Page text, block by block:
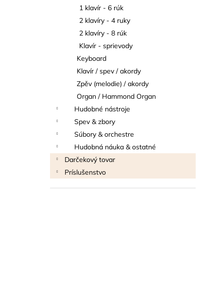
1 klavír - 6 rúk
2 klavíry - 4 ruky
2 klavíry - 8 rúk
Klavír - sprievody
Keyboard
Klavír / spev / akordy
Zpěv (melodie) / akordy
Organ / Hammond Organ
Hudobné nástroje
Spev & zbory
Súbory & orchestre
Hudobná náuka & ostatné
Darčekový tovar
Príslušenstvo